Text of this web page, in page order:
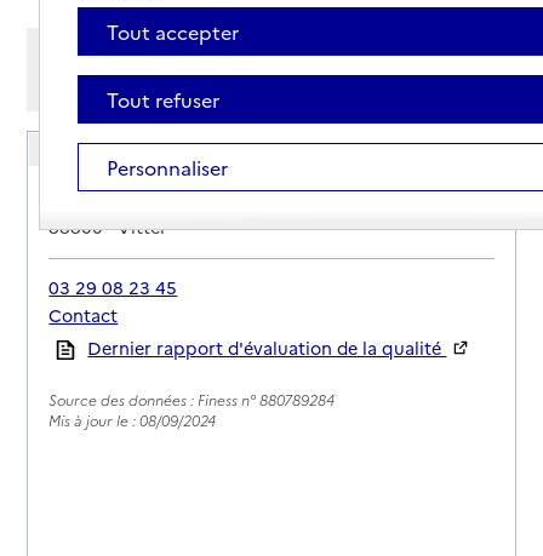
Afficher les résultats par:
EHPA Résidence Haut de la Charme
Adresse
67 rue Jean Bouin
88800-Vittel
03 29 08 23 45
Contact
Rapport HAS
Dernier rapport d'évaluation de la qualité
Source des données : Finess n° 880789284
Mis à jour le : 08/09/2024
Tout accepter
Tout refuser
Personnaliser